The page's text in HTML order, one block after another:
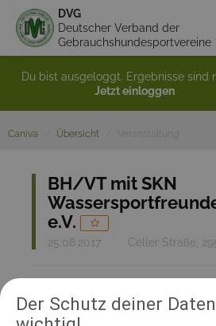
Der Schutz deiner
DVG
Deutscher Verband der
Gebrauchshundesportvereine
Du bist ausgeloggt. Ergebnisse sind
Jetzt einloggen
Caniva Übersicht
BH/VT mit SKN
e.V.
25.08.2017 Celler Straße,